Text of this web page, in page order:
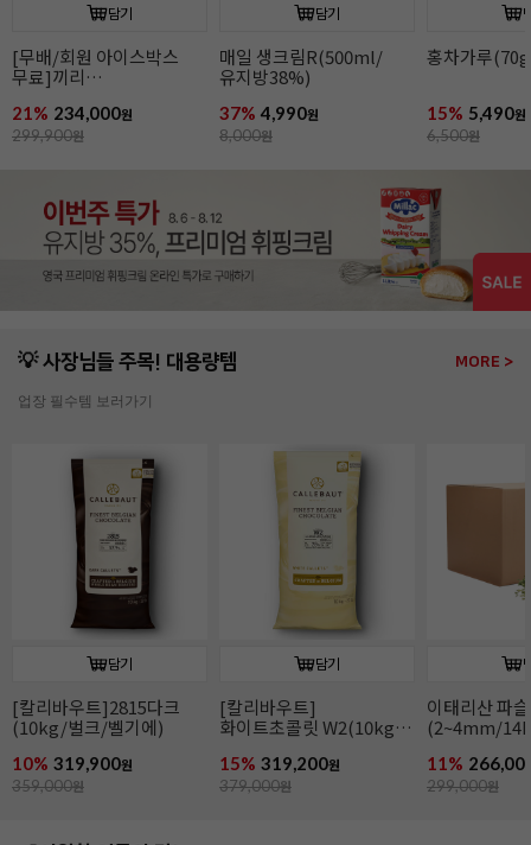
담기
[무배/회원 아이스박스
무료]끼리
크림치즈1kgx12개
21% 234,000원
299,900원
담기
매일 생크림R(500ml/
유지방38%)
37% 4,990원
8,000원
홍차가루
15% 5,490원
6,500원
💡 사장님들 주목! 대용량템 MORE >
업장 필수템 보러가기
담기
[칼리바우트]2815다크
(10kg/벌크/벨기에)
10% 319,900원
359,000원
담기
[칼리바우트]
화이트초콜릿 W2(10kg/
15% 319,200원
379,000원
이태리산 파
(2~4mm/
파슬리후레
11%
299,000원